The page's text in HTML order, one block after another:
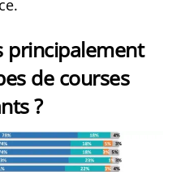
principalement
de courses
?